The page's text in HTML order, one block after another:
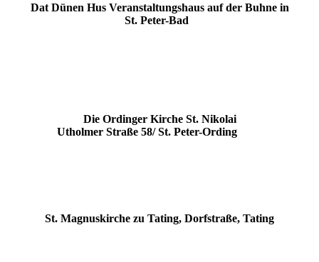
Dat Dünen HusVeranstaltungshaus auf der Buhne in
St. Peter-Bad
Die Ordinger Kirche St. Nikolai
Utholmer Straße 58/ St. Peter-Ording
St. Magnuskirche zu Tating, Dorfstraße, Tating